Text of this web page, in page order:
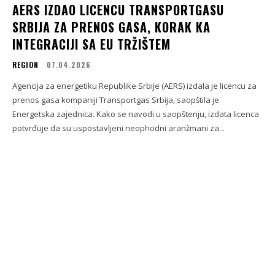
AERS IZDAO LICENCU TRANSPORTGASU
SRBIJA ZA PRENOS GASA, KORAK KA
INTEGRACIJI SA EU TRŽIŠTEM
REGION 07.04.2026
Agencija za energetiku Republike Srbije (AERS) izdala je licencu za
prenos gasa kompaniji Transportgas Srbija, saopštila je
Energetska zajednica. Kako se navodi u saopštenju, izdata licenca
potvrđuje da su uspostavljeni neophodni aranžmani za...